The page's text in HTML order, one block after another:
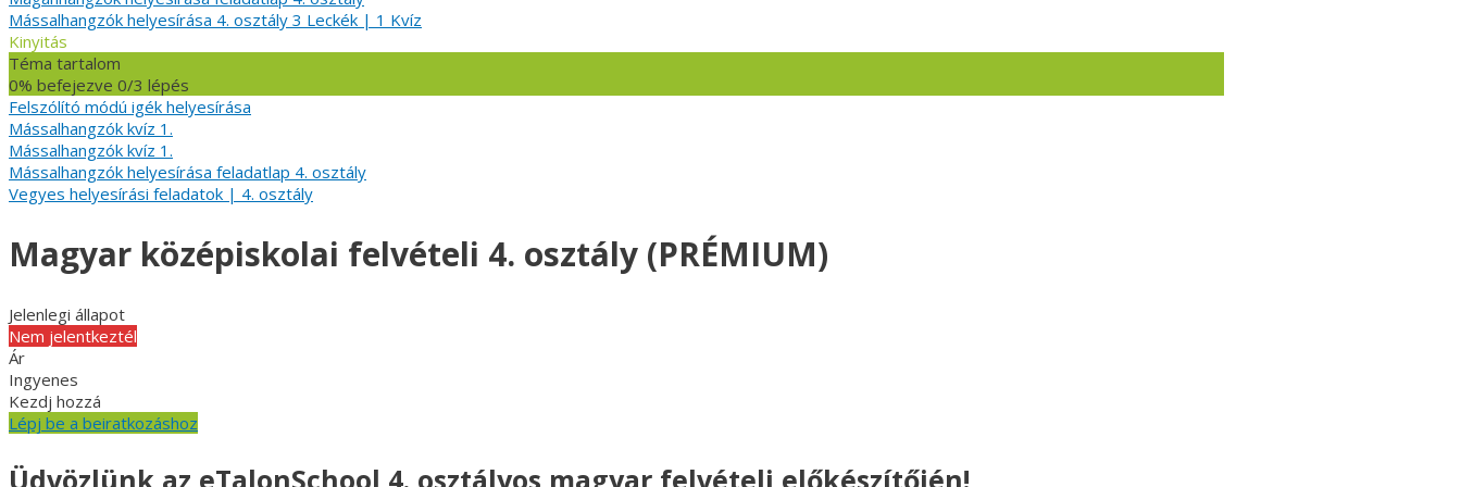
Mássalhangzók helyesírása 4. osztály 3 Leckék | 1 Kvíz
Kinyitás
Téma tartalom
0% befejezve 0/3 lépés
Felszólító módú igék helyesírása
Mássalhangzók kvíz 1.
Mássalhangzók kvíz 1.
Mássalhangzók helyesírása feladatlap 4. osztály
Vegyes helyesírási feladatok | 4. osztály
Magyar középiskolai felvételi 4. osztály (PRÉMIUM)
Jelenlegi állapot
Nem jelentkeztél
Ár
Ingyenes
Kezdj hozzá
Lépj be a beiratkozáshoz
Üdvözlünk az eTalonSchool 4. osztályos magyar felvételi előkészítőjén!